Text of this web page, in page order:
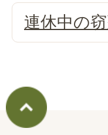
連休中の